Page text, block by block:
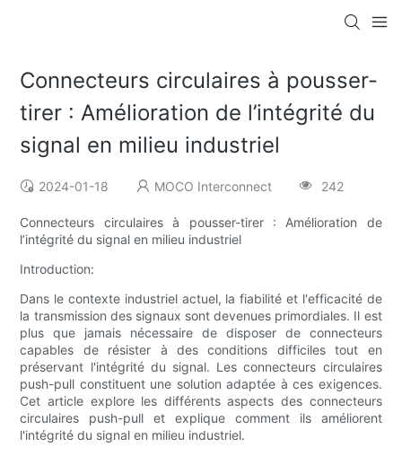
Connecteurs circulaires à pousser-
tirer : Amélioration de l’intégrité du
signal en milieu industriel
2024-01-18 MOCO Interconnect 242
Connecteurs circulaires à pousser-tirer : Amélioration de
l’intégrité du signal en milieu industriel
Introduction:
Dans le contexte industriel actuel, la fiabilité et l'efficacité de
la transmission des signaux sont devenues primordiales. Il est
plus que jamais nécessaire de disposer de connecteurs
capables de résister à des conditions difficiles tout en
préservant l'intégrité du signal. Les connecteurs circulaires
push-pull constituent une solution adaptée à ces exigences.
Cet article explore les différents aspects des connecteurs
circulaires push-pull et explique comment ils améliorent
l'intégrité du signal en milieu industriel.